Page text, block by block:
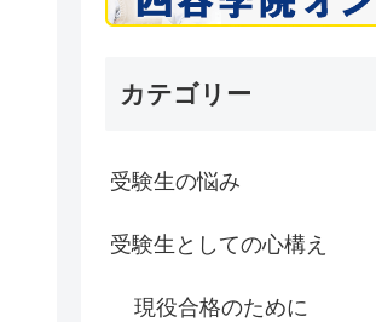
カテゴリー
受験生の悩み
受験生としての心構え
現役合格のために